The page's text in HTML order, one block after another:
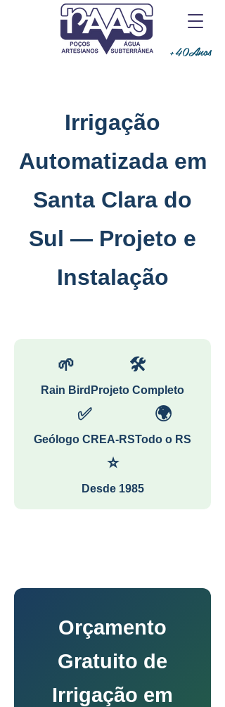
+40Anos
Irrigação
Automatizada em
Santa Clara do
Sul — Projeto e
Instalação
🌱
Rain Bird
🛠
Projeto Completo
✅
Geólogo CREA-RS
🌍
Todo o RS
⭐
Desde 1985
Orçamento
Gratuito de
Irrigação em